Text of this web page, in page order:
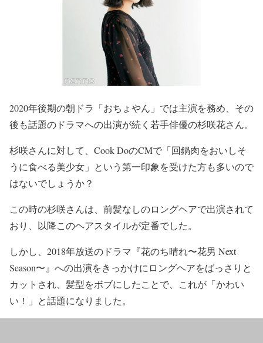
2020年後期の朝ドラ「おちょやん」 では主演を務め、その
後も話題のドラマへの出演が続く 若手俳優の杉咲花さん。
杉咲さんに対して、Cook DoのCMで「回鍋肉をおいしそ
うに食べる美少女」という第一印象を受けた方も多いので
はないでしょうか？
この時の杉咲さんは、 前髪なしのロングヘアで出演されて
おり、以降このヘアスタイルが定番でした。
しかし、 2018年放送のドラマ『花のち晴れ〜花男 Next
Season〜』への出演をきっかけにロングヘアをばっさりと
カットされ、髪型をボブにしたことで、これが「かわい
い！」と話題になりました。